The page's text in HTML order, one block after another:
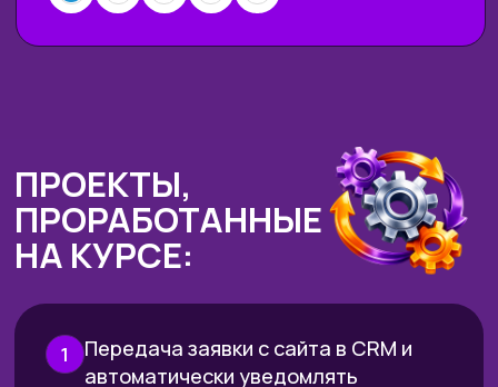
твоем сценарии.
обработка → занесение в
таблицу/базу → оплата →
уведомления → отчёты.
так, чтобы они выдавали
нужный результат в понятном
и повторяемом формате